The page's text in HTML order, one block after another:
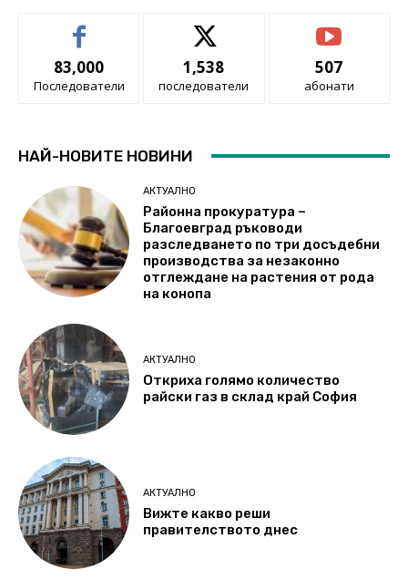
83,000
Последователи
1,538
последователи
507
абонати
НАЙ-НОВИТЕ НОВИНИ
АКТУАЛНО
Районна прокуратура –
Благоевград ръководи
разследването по три досъдебни
производства за незаконно
отглеждане на растения от рода
на конопа
АКТУАЛНО
Откриха голямо количество
райски газ в склад край София
АКТУАЛНО
Вижте какво реши
правителството днес